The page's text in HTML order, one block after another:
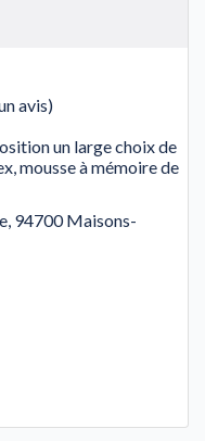
avis)
un large choix de
mousse à mémoire de
, 94700 Maisons-